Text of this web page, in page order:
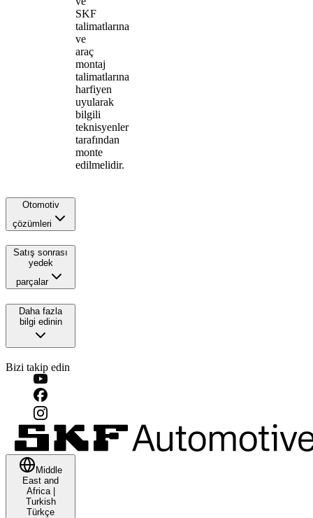
SKF
talimatlarına
ve
araç
montaj
talimatlarına
harfiyen
uyularak
bilgili
teknisyenler
tarafından
monte
edilmelidir.
Otomotiv
çözümleri
Satış sonrası
yedek
parçalar
Daha fazla
bilgi edinin
Bizi takip edin
Middle
East and
Africa|
Turkish
Türkçe